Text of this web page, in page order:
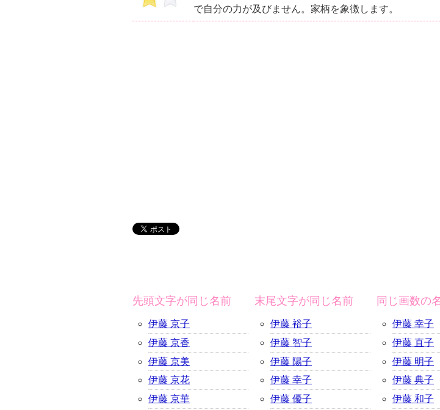
で自分の力が及びません。家柄を象徴します。
先頭文字が同じ名前
伊藤 京子
伊藤 京香
伊藤 京美
伊藤 京花
伊藤 京華
末尾文字が同じ名前
伊藤 裕子
伊藤 智子
伊藤 陽子
伊藤 幸子
伊藤 優子
同じ画数の
伊藤 幸子
伊藤 直子
伊藤 明子
伊藤 典子
伊藤 和子